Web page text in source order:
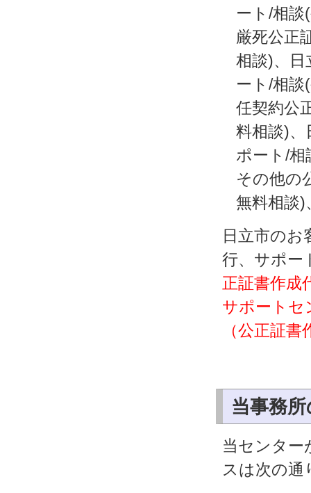
ート/相談
厳死公正
相談)、日
ート/相談
任契約公
料相談)、
ポート/相
その他の
無料相談
日立市のお
行、サポー
正証書作成
サポートセ
（公正証
当事務
当センター
スは次の通